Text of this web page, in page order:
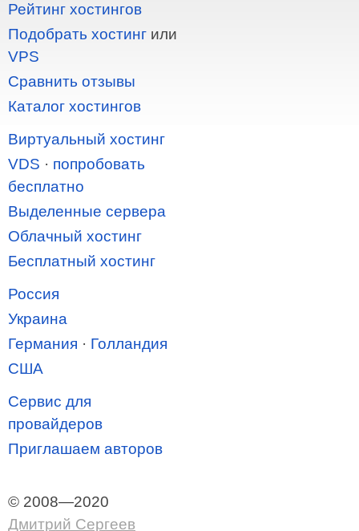
Рейтинг хостингов
Подобрать хостинг или
VPS
Сравнить отзывы
Каталог хостингов
Виртуальный хостинг
VDS · попробовать
бесплатно
Выделенные сервера
Облачный хостинг
Бесплатный хостинг
Россия
Украина
Германия · Голландия
США
Сервис для
провайдеров
Приглашаем авторов
© 2008—2020
Дмитрий Сергеев